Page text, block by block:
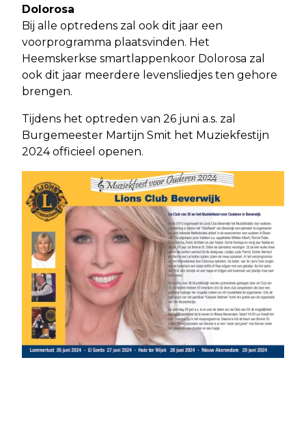
Dolorosa
Bij alle optredens zal ook dit jaar een
voorprogramma plaatsvinden. Het
Heemskerkse smartlappenkoor Dolorosa zal
ook dit jaar meerdere levensliedjes ten gehore
brengen.
Tijdens het optreden van 26 juni a.s. zal
Burgemeester Martijn Smit het Muziekfestijn
2024 officieel openen.